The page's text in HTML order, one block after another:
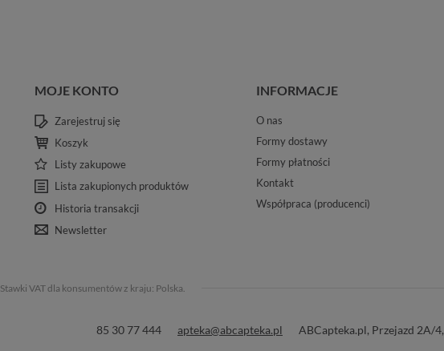
MOJE KONTO
Zarejestruj się
Koszyk
Listy zakupowe
Lista zakupionych produktów
Historia transakcji
Newsletter
INFORMACJE
O nas
Formy dostawy
Formy płatności
Kontakt
Współpraca (producenci)
Stawki VAT dla konsumentów z kraju: Polska.
85 30 77 444 apteka@abcapteka.pl ABCapteka.pl, Przejazd 2A/4,